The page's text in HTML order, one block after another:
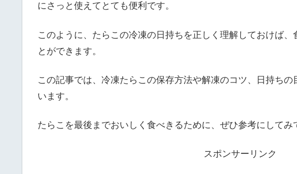
にさっと使えてとても便利です。
このように、たらこの冷凍の日持ちを正しく理解しておけば、
とができます。
この記事では、冷凍たらこの保存方法や解凍のコツ、日持ち
います。
たらこを最後までおいしく食べきるために、ぜひ参考にしてみ
スポンサーリンク